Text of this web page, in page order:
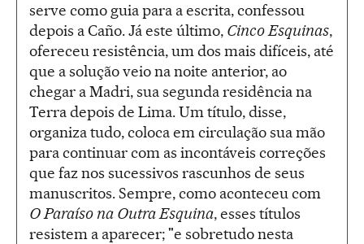
serve como guia para a escrita, confessou
depois a Caño. Já este último, Cinco Esquinas,
ofereceu resistência, um dos mais difíceis, até
que a solução veio na noite anterior, ao
chegar a Madri, sua segunda residência na
Terra depois de Lima. Um título, disse,
organiza tudo, coloca em circulação sua mão
para continuar com as incontáveis correções
que faz nos sucessivos rascunhos de seus
manuscritos. Sempre, como aconteceu com
O Paraíso na Outra Esquina, esses títulos
resistem a aparecer; "e sobretudo nesta